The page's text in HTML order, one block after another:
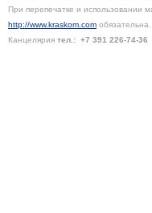
При перепечатке и использовании
http://www.kraskom.com обязательна.
Канцелярия тел.: +7 391 226-74-36